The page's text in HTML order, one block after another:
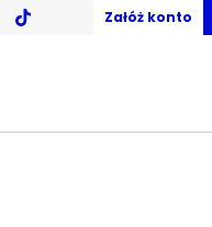
Załóż konto